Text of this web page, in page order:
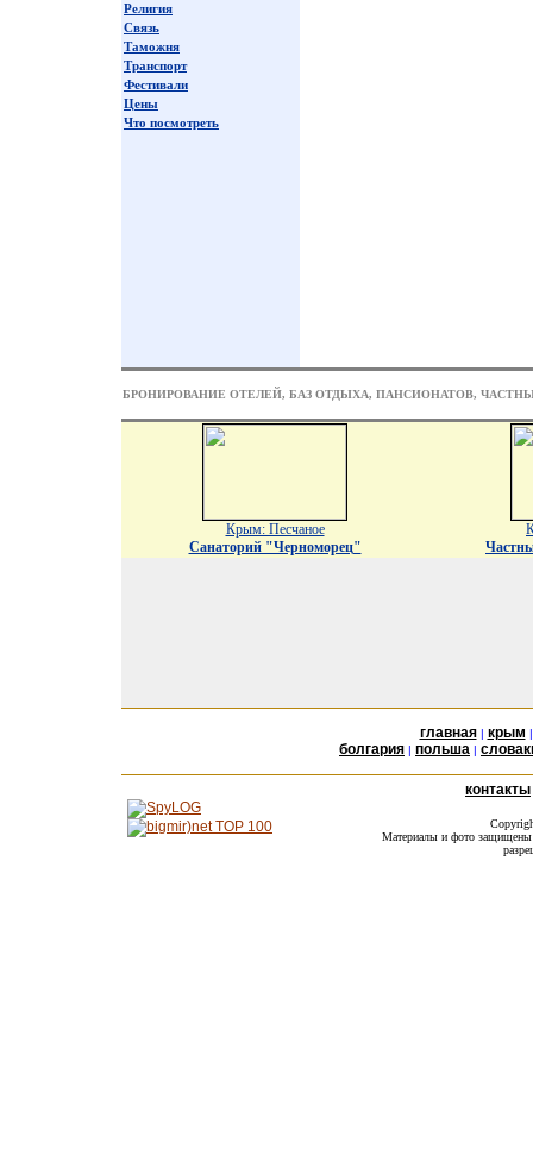
Религия
Связь
Таможня
Транспорт
Фестивали
Цены
Что посмотреть
БРОНИРОВАНИЕ ОТЕЛЕЙ, БАЗ ОТДЫХА, ПАНСИОНАТОВ,
Крым: Песчаное
Санаторий "Черноморец"
главная| крым
болгария | польша |
контакты
Материалы и фото защищены